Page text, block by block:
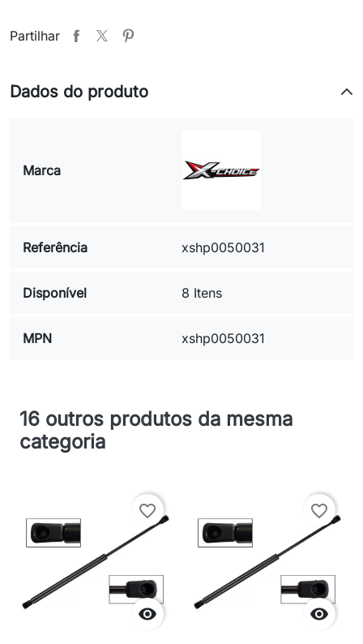
Partilhar
Dados do produto
Marca
Referência xshp0050031
Disponível 8 Itens
MPN xshp0050031
16 outros produtos da mesma
categoria

favorite_border

favorite_border